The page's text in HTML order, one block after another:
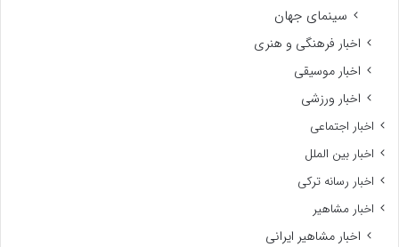
سینمای جهان
اخبار فرهنگی و هنری
اخبار موسیقی
اخبار ورزشی
اخبار اجتماعی
اخبار بین الملل
اخبار رسانه ترکی
اخبار مشاهیر
اخبار مشاهیر ایرانی